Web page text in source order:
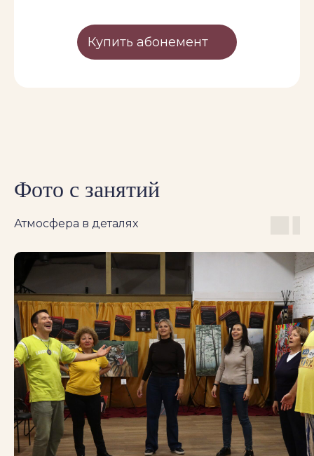
Купить абонемент
Фото с занятий
Атмосфера в деталях